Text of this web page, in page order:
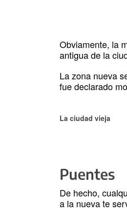
Obviamente, la
antigua de la
La zona nueva
fue declarado
La ciudad vieja
Puentes
De hecho,
a la nueva te